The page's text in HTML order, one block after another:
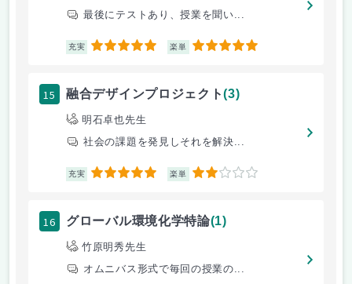
最後にテストあり、授業を聞い...
充実 5 楽単 5
15 融合デザインプロジェクト(3)
明石卓也先生
社会の課題を発見しそれを解決...
充実 5 楽単 2
16 グローバル環境化学特論(1)
竹原明秀先生
オムニバス形式で毎回の授業の...